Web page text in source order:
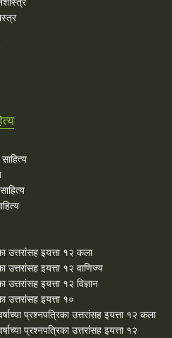
उत्तरांसह इयत्ता १२ कला
उत्तरांसह इयत्ता १२ वाणिज्य
उत्तरांसह इयत्ता १२ विज्ञान
उत्तरांसह इयत्ता १०
प्रश्‍नपत्रिका उत्तरांसह इयत्ता १२ कला
प्रश्‍नपत्रिका उत्तरांसह इयत्ता १२